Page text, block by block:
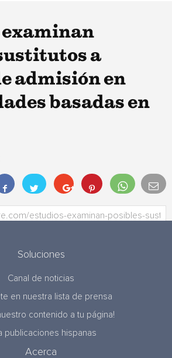
a
admisión en
basadas en
Soluciones
Canal de noticias
en nuestra lista de prensa
contenido a tu página!
publicaciones hispanas
Acerca